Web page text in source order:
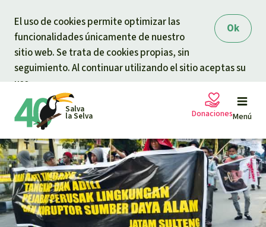
Ok
El uso de cookies permite optimizar las
funcionalidades únicamente de nuestro
sitio web. Se trata de cookies propias, sin
seguimiento. Al continuar utilizando el sitio aceptas su
uso.
Salva
la Selva Menú
Peticiones
Proyectos
Donaciones
Tu donación ayuda
Donación general